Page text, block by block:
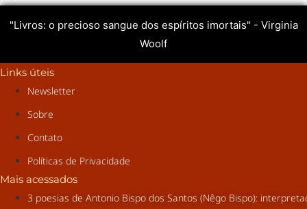
"Livros: o precioso sangue dos espíritos imortais" - Virginia
Woolf
Links úteis
Newsletter
Sobre
Contato
Políticas de Privacidade
Mais acessados
3 poesias de Antonio Bispo dos Santos (Nêgo Bispo):